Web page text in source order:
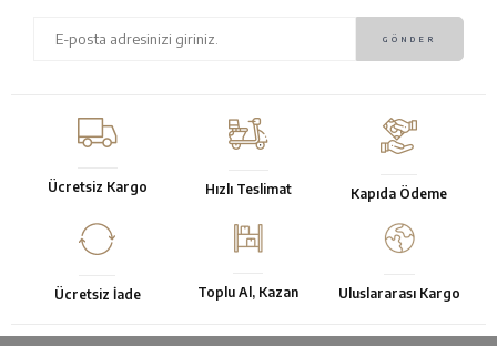
Ücretsiz Kargo Hızlı Teslimat Kapıda Ödeme
Ücretsiz İade Toplu Al, Kazan Uluslararası Kargo